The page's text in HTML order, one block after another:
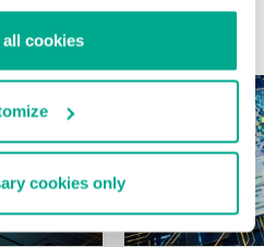
cookies
cookies only